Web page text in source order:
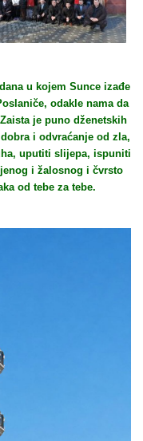
u kojem Sunce izađe
odakle nama da
Zaista je puno dženetskih
i odvraćanje od zla,
uputiti slijepa, ispuniti
i žalosnog i čvrsto
od tebe za tebe.